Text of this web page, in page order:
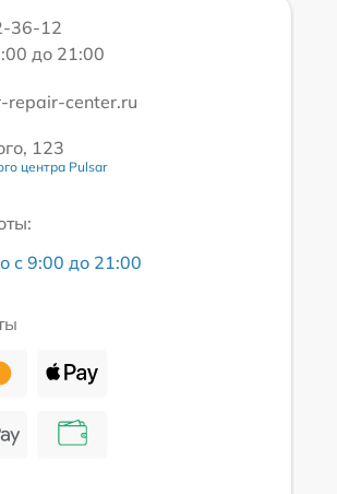
36-12
до 21:00
repair-center.ru
123
центра Pulsar
с 9:00 до 21:00